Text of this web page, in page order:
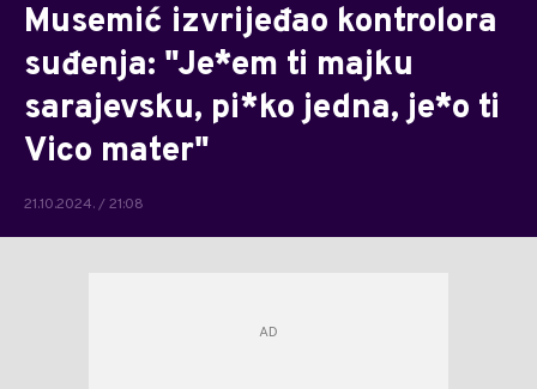
Musemić izvrijeđao kontrolora
suđenja: "Je*em ti majku
sarajevsku, pi*ko jedna, je*o ti
Vico mater"
21.10.2024. / 21:08